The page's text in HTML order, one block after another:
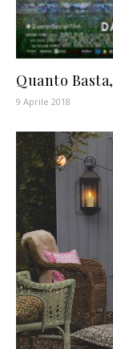
Quanto
9 Aprile 2018